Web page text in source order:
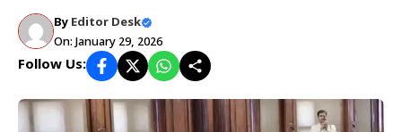
By Editor Desk
On: January 29, 2026
Follow Us: